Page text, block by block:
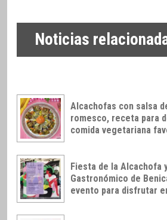
Noticias
Alcachofas con salsa
romesco, receta para
comida vegetariana
Fiesta de la Alcachofa
Gastronómico de
evento para disfrutar